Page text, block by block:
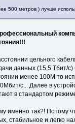
500 метров ) лучше
цельного
данных (15,5 Тбит/с)
менее 100М то
с... Далее в
в стандартом
именно так?! Потому
стабильное и легко